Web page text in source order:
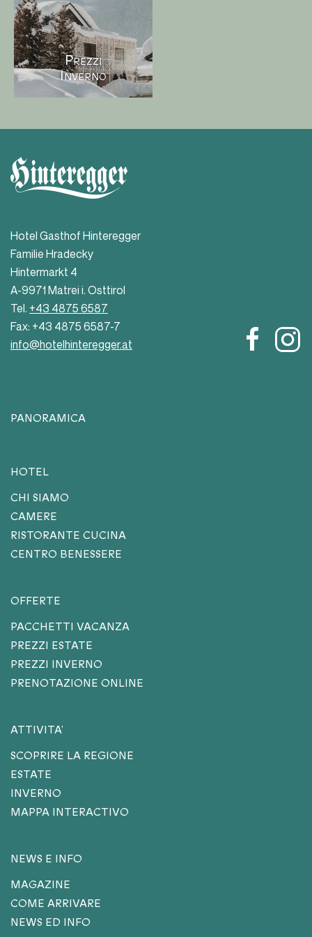
Prezzi
Inverno
Hotel Gasthof Hinteregger
Familie Hradecky
Hintermarkt 4
A-9971 Matrei i. Osttirol
Tel. +43 4875 6587
Fax: +43 4875 6587-7
info@hotelhinteregger.at
PANORAMICA
HOTEL
CHI SIAMO
CAMERE
RISTORANTE CUCINA
CENTRO BENESSERE
OFFERTE
PACCHETTI VACANZA
PREZZI ESTATE
PREZZI INVERNO
PRENOTAZIONE ONLINE
ATTIVITA’
SCOPRIRE LA REGIONE
ESTATE
INVERNO
MAPPA INTERACTIVO
NEWS E INFO
MAGAZINE
COME ARRIVARE
NEWS ED INFO